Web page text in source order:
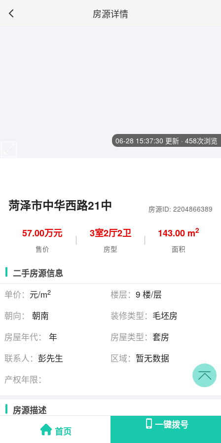
房源详情
菏泽市中华西路21中 房源ID: 2204866389
57.00万元
售价
3室2厅2卫
房型
143.00 m2
面积
首页
一键拨号
06-28 15:37:30 更新 · 458次浏览
二手房源信息
单价： 元/m2 楼层： 9 楼/层
朝向：
朝南 装修类型： 毛坯房
房屋年代：
年 房屋类型： 套房
联系人： 彭先生 区域： 暂无数据
产权年限：
房源描述
斜对过为菏泽最好的初中21中，对过为体育场，向北1。5公里为菏泽